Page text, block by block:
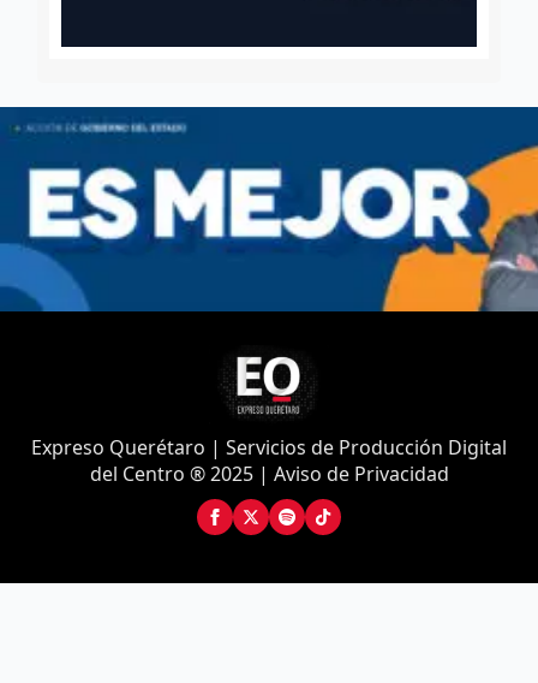
Expreso Querétaro | Servicios de Producción Digital
del Centro ® 2025 | Aviso de Privacidad